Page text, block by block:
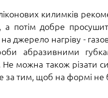
килимків
а потім добре
джерело нагріву -
абразивними
можна також різати
за тим, щоб на формі не